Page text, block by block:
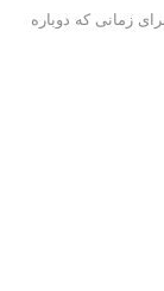
زمانی که دوباره